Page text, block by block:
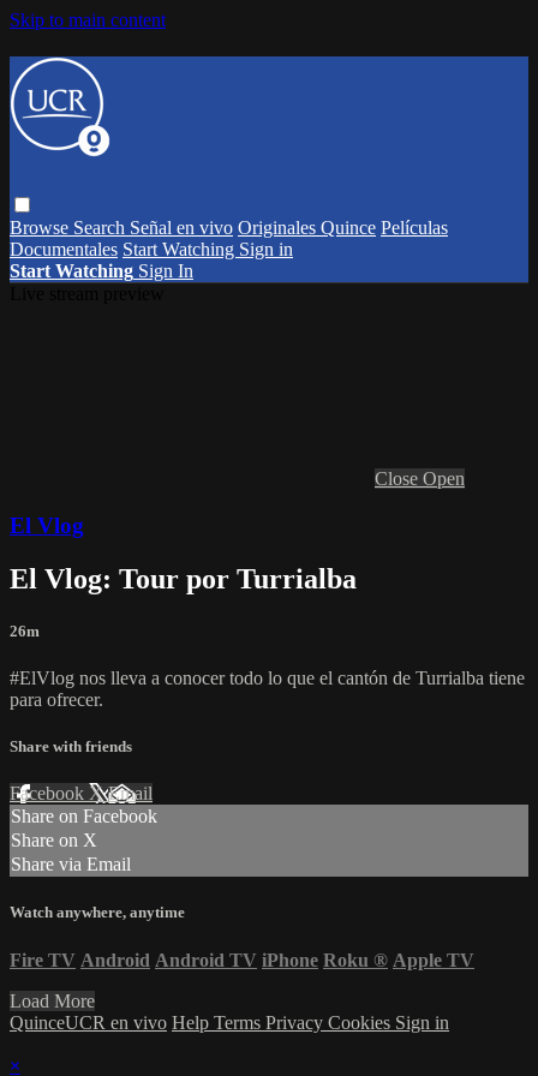
Skip to main content
Browse Search Señal en vivo Originales Quince Películas
Documentales Start Watching Sign in
Start Watching Sign In
Close Open
El Vlog
El Vlog: Tour por Turrialba
26m
#ElVlog nos lleva a conocer todo lo que el cantón de Turrialba tiene
para ofrecer.
Share with friends
Facebook XEmail
Share on Facebook
Share on X
Share via Email
Watch anywhere, anytime
Fire TV Android Android TV iPhone Roku ® Apple TV
Load More
QuinceUCR en vivo Help Terms Privacy Cookies Sign in
×